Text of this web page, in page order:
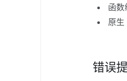
函
原
错误